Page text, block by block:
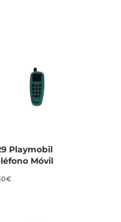
Playmobil
Móvil
€